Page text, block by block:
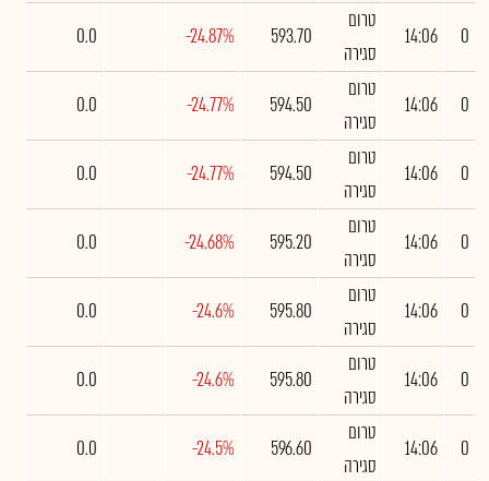
0
14:06
טרום
סגירה
593.70
-24.87%
0.0
0
14:06
טרום
סגירה
594.50
-24.77%
0.0
0
14:06
טרום
סגירה
594.50
-24.77%
0.0
0
14:06
טרום
סגירה
595.20
-24.68%
0.0
0
14:06
טרום
סגירה
595.80
-24.6%
0.0
0
14:06
טרום
סגירה
595.80
-24.6%
0.0
0
14:06
טרום
סגירה
596.60
-24.5%
0.0